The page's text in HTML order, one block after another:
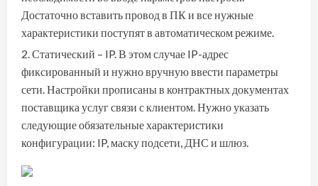
Достаточно вставить провод в ПК и все нужные
характеристики поступят в автоматическом режиме.
Статический – IP. В этом случае IP-адрес
фиксированный и нужно вручную ввести параметры
сети. Настройки прописаны в контрактных документах
поставщика услуг связи с клиентом. Нужно указать
следующие обязательные характеристики
конфигурации: IP, маску подсети, ДНС и шлюз.